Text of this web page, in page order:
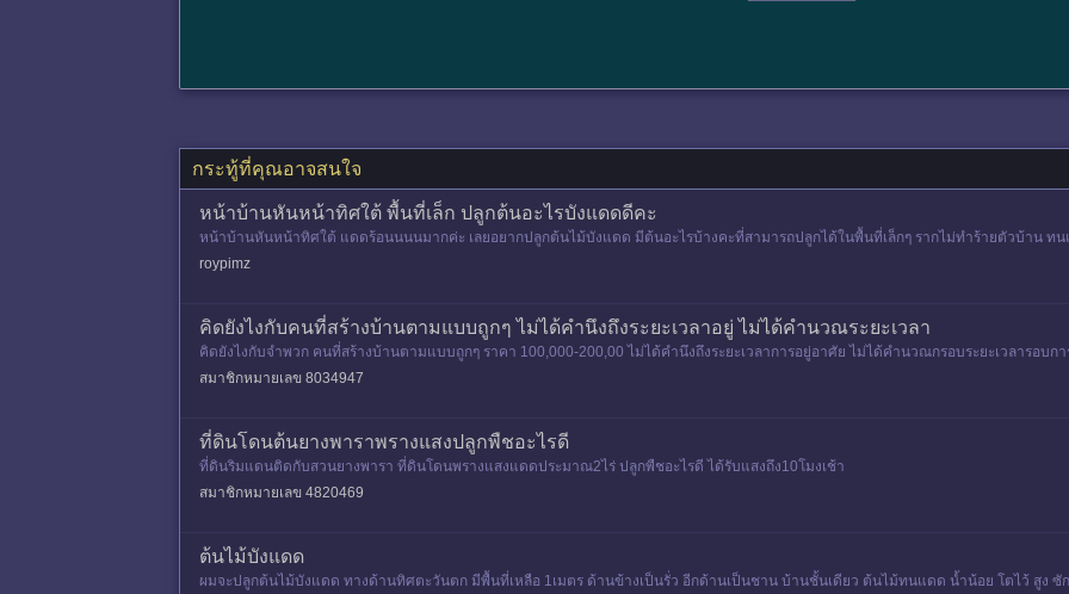
กระทู้ที่คุณอาจสนใจ
หน้าบ้านหันหน้าทิศใต้ พื้นที่เล็ก ปลูกต้นอะไรบังแดดดีคะ
หน้าบ้านหันหน้าทิศใต้ แดดร้อนนนนมากค่ะ เลยอยากปลูกต้นไม้บังแดด มีต้นอะไรบ้างคะที่สามารถปลูกได้ในพื้นที่เล็กๆ รากไม่ทำร้ายตัวบ้าน
ลูกในกระถางแต่ต้องไ
roypimz
คิดยังไงกับคนที่สร้างบ้านตามแบบถูกๆ ไม่ได้คำนึงถึงระยะเวลาอยู่ ไม่ได้คำนวณระยะเวลา
คิดยังไงกับจำพวก คนที่สร้างบ้านตามแบบถูกๆ ราคา 100,000-200,00 ไม่ได้คำนึงถึงระยะเวลาการอยู่อาศัย ไม่ได้คำนวณกรอบระยะเวลารอบก
และวัสดุ ปล.คนตั้งกระทู้ก็
สมาชิกหมายเลข 8034947
ที่ดินโดนต้นยางพาราพรางแสงปลูกพืชอะไรดี
ที่ดินริมแดนติดกับสวนยางพารา ที่ดินโดนพรางแสงแดดประมาณ2ไร่ ปลูกพืชอะไรดี ได้รับแสงถึง10โมงเช้า
สมาชิกหมายเลข 4820469
ต้นไม้บังแดด
ผมจะปลูกต้นไม้บังแดด ทางด้านทิศตะวันตก มีพื้นที่เหลือ 1เมตร ด้านข้างเป็นรั่ว อีกด้านเป็นชาน บ้านชั้นเดียว ต้นไม้ทนแดด น้ำน้อย โตไว้ สูง